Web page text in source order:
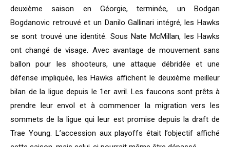
deuxième saison en Géorgie, terminée, un Bodgan
Bogdanovic retrouvé et un Danilo Gallinari intégré, les Hawks
se sont trouvé une identité. Sous Nate McMillan, les Hawks
ont changé de visage. Avec avantage de mouvement sans
ballon pour les shooteurs, une attaque débridée et une
défense impliquée, les Hawks affichent le deuxième meilleur
bilan de la ligue depuis le 1er avril. Les faucons sont prêts à
prendre leur envol et à commencer la migration vers les
sommets de la ligue qui leur est promise depuis la draft de
Trae Young. L’accession aux playoffs était l’objectif affiché